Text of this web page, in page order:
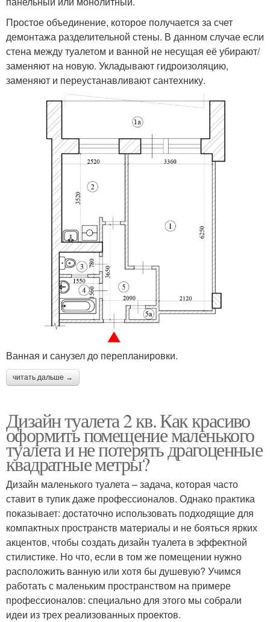
Простое объединение, которое получается за счет
демонтажа разделительной стены. В данном случае если
стена между туалетом и ванной не несущая её убирают/
заменяют на новую. Укладывают гидроизоляцию,
заменяют и переустанавливают сантехнику.
Ванная и санузел до перепланировки.
читать дальше →
Дизайн туалета 2 кв. Как красиво
оформить помещение маленького
туалета и не потерять драгоценные
квадратные метры?
Дизайн маленького туалета – задача, которая часто
ставит в тупик даже профессионалов. Однако практика
показывает: достаточно использовать подходящие для
компактных пространств материалы и не бояться ярких
акцентов, чтобы создать дизайн туалета в эффектной
стилистике. Но что, если в том же помещении нужно
расположить ванную или хотя бы душевую? Учимся
работать с маленьким пространством на примере
профессионалов: специально для этого мы собрали
идеи из трех реализованных проектов.